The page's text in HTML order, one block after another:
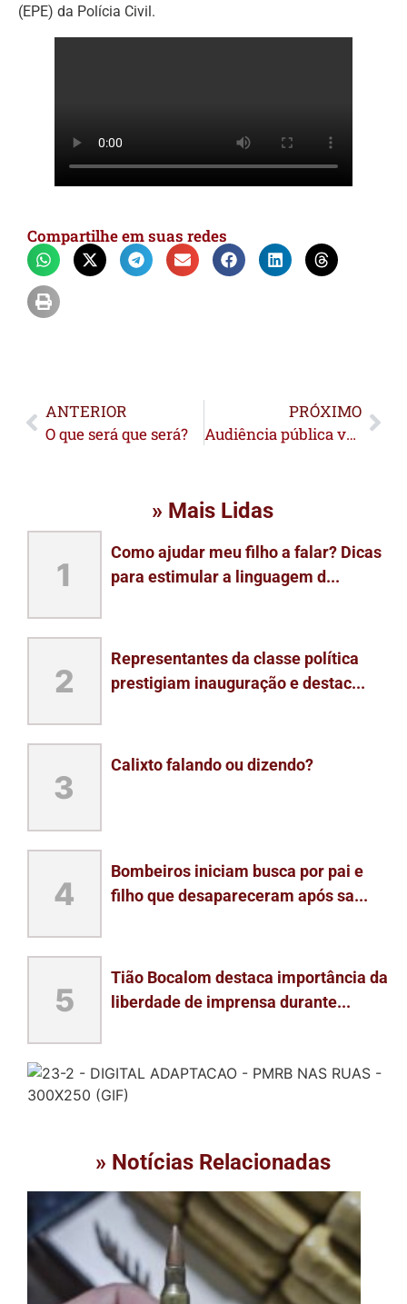
(EPE) da Polícia Civil.
Compartilhe em suas redes
ANTERIOR
O que será que será?
PRÓXIMO
Audiência pública vai discutir uso religioso da ayahuasca no Acre
» Mais Lidas
1
Como ajudar meu filho a falar? Dicas
para estimular a linguagem d...
2
Representantes da classe política
prestigiam inauguração e destac...
3
Calixto falando ou dizendo?
4
Bombeiros iniciam busca por pai e
filho que desapareceram após sa...
5
Tião Bocalom destaca importância da
liberdade de imprensa durante...
» Notícias Relacionadas